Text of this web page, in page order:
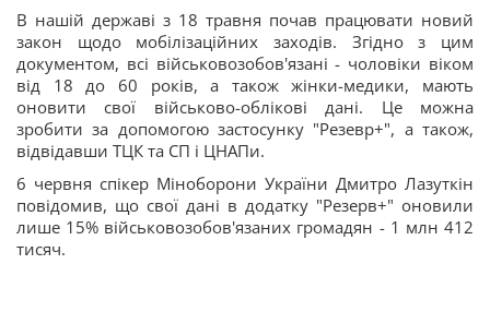
В нашій державі з 18 травня почав працювати новий
закон щодо мобілізаційних заходів. Згідно з цим
документом, всі військовозобов'язані - чоловіки віком
від 18 до 60 років, а також жінки-медики, мають
оновити свої військово-облікові дані. Це можна
зробити за допомогою застосунку "Резевр+", а також,
відвідавши ТЦК та СП і ЦНАПи.
6 червня спікер Міноборони України Дмитро Лазуткін
повідомив, що свої дані в додатку "Резерв+" оновили
лише 15% військовозобов'язаних громадян - 1 млн 412
тисяч.